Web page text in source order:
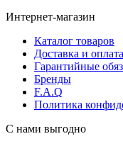
Интернет-магазин
Каталог товаров
Доставка и оплата
Гарантийные
Бренды
F.A.Q
Политика
С нами выгодно